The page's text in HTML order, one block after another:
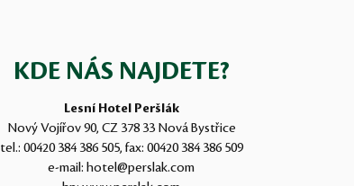
KDE NÁS NAJDETE?
Lesní Hotel Peršlák
Nový Vojířov 90, CZ 378 33 Nová Bystřice
tel.: 00420 384 386 505, fax: 00420 384 386 509
e-mail: hotel@perslak.com